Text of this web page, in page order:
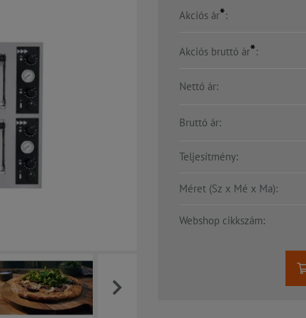
Akciós ár*:
Akciós bruttó ár*:
Nettó ár:
Bruttó ár:
Teljesítmény:
Méret (Sz x Mé x Ma):
Webshop cikkszám: